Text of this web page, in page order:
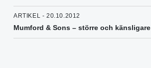
ARTIKEL - 20.10.2012
Mumford & Sons – större och känsligare